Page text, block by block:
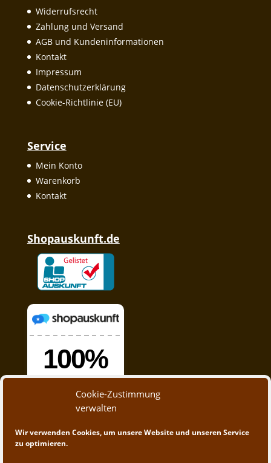
Cookie-Zustimmung
verwalten
Wir verwenden Cookies, um unsere Website und unseren Service
zu optimieren.
Widerrufsrecht
Zahlung und Versand
AGB und Kundeninformationen
Kontakt
Impressum
Datenschutzerklärung
Cookie-Richtlinie (EU)
Service
Mein Konto
Warenkorb
Kontakt
Shopauskunft.de